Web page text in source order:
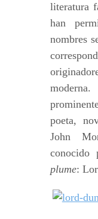
literatura
han
nombres
poeta,
John
conocido
plume: